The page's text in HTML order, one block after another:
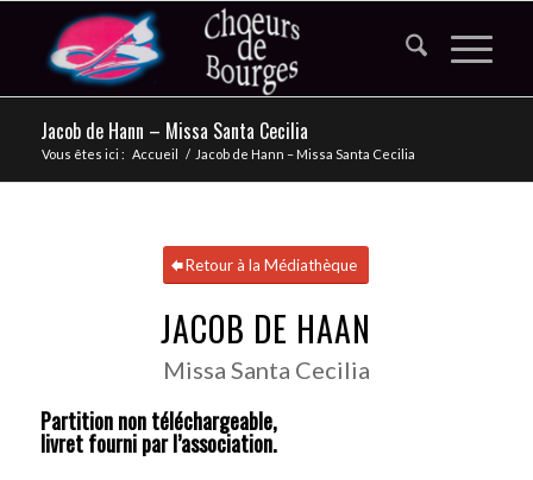
Jacob de Hann – Missa Santa Cecilia
Vous êtes ici : Accueil / Jacob de Hann – Missa Santa Cecilia
Retour à la Médiathèque
JACOB DE HAAN
Missa Santa Cecilia
Partition non téléchargeable,
livret fourni par l’association.